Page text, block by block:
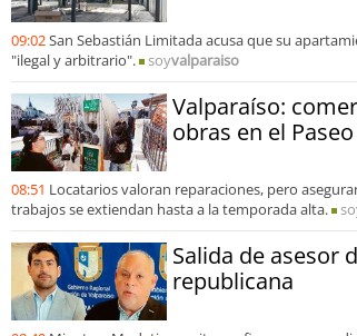
09:02San Sebastián Limitada acusa que su
"ilegal y arbitrario".
soyvalparaiso
Valparaíso:
obras en el
08:51 Locatarios valoran reparaciones, pero
trabajos se extiendan hasta a la temporada alta.
Salida de asesor
republicana